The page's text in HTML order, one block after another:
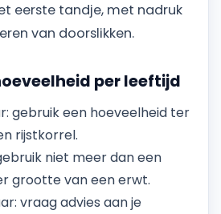
eerste tandje, met nadruk
van doorslikken.
per leeftijd
gebruik een hoeveelheid ter
rijstkorrel.
niet meer dan een
grootte van een erwt.
vraag advies aan je